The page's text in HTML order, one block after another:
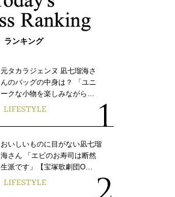
ランキング
元タカラジェンヌ 凪七瑠海さ
んのバッグの中身は？ 「ユニ
ークな小物を楽しみながら…
LIFESTYLE
おいしいものに目がない凪七瑠
海さん 「エビのお寿司は断然
生派です」【宝塚歌劇団O…
LIFESTYLE